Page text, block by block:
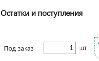
Остатки и поступления
Под заказ шт